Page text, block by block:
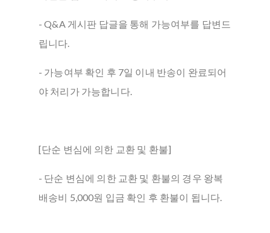
- Q&A 게시판 답글을 통해 가능여부를 답변드
립니다.
- 가능여부 확인 후 7일 이내 반송이 완료되어
야 처리가 가능합니다.
[단순 변심에 의한 교환 및 환불]
- 단순 변심에 의한 교환 및 환불의 경우 왕복
배송비 5,000원 입금 확인 후 환불이 됩니다.